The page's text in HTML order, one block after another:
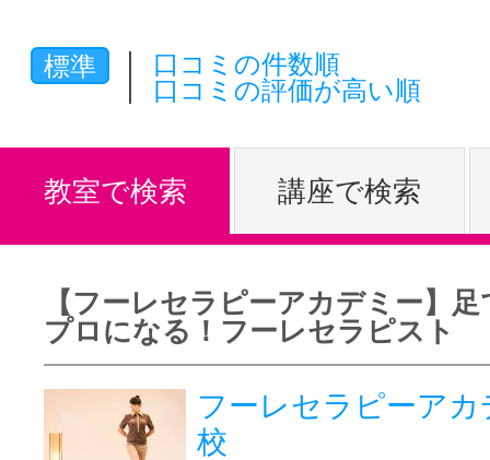
体験レッス
やりたいこ
特集をみる
グッドスク
標準
口コミの件数順
口コミの評価が高い順
教室で検索 講座で検索
【フーレセラピーアカデミー】
プロになる！フーレセラピスト
フーレセラピーアカ
校